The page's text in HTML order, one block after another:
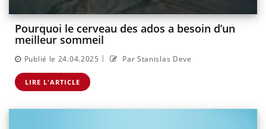
Pourquoi le cerveau des ados a besoin d’un
meilleur sommeil
Publié le 24.04.2025 | Par Stanislas Deve
LIRE L'ARTICLE